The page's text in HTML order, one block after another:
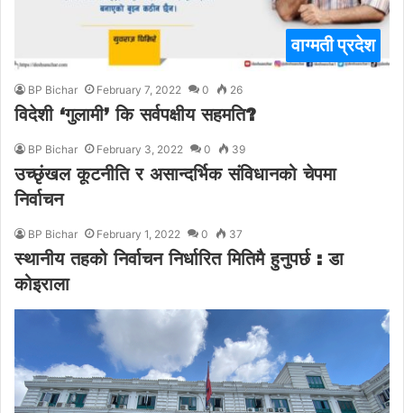
वाग्मती प्रदेश
BP Bichar February 7, 2022 0 26
विदेशी ‘गुलामी’ कि सर्वपक्षीय सहमति?
BP Bichar February 3, 2022 0 39
उच्छृंखल कूटनीति र असान्दर्भिक संविधानको चेपमा
निर्वाचन
BP Bichar February 1, 2022 0 37
स्थानीय तहको निर्वाचन निर्धारित मितिमै हुनुपर्छ : डा
कोइराला